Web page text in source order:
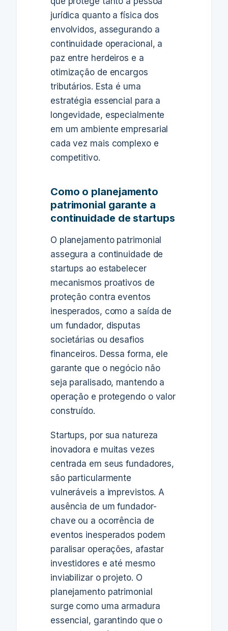
jurídica quanto a física dos
envolvidos, assegurando a
continuidade operacional, a
paz entre herdeiros e a
otimização de encargos
tributários. Esta é uma
estratégia essencial para a
longevidade, especialmente
em um ambiente empresarial
cada vez mais complexo e
competitivo.
Como o planejamento
patrimonial garante a
continuidade de startups
O planejamento patrimonial
assegura a continuidade de
startups ao estabelecer
mecanismos proativos de
proteção contra eventos
inesperados, como a saída de
um fundador, disputas
societárias ou desafios
financeiros. Dessa forma, ele
garante que o negócio não
seja paralisado, mantendo a
operação e protegendo o valor
construído.
Startups, por sua natureza
inovadora e muitas vezes
centrada em seus fundadores,
são particularmente
vulneráveis a imprevistos. A
ausência de um fundador-
chave ou a ocorrência de
eventos inesperados podem
paralisar operações, afastar
investidores e até mesmo
inviabilizar o projeto. O
planejamento patrimonial
surge como uma armadura
essencial, garantindo que o